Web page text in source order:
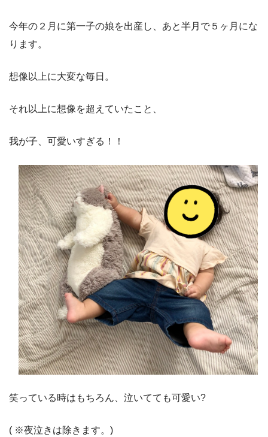
今年の２月に第一子の娘を出産し、あと半月で５ヶ月にな
ります。
想像以上に大変な毎日。
それ以上に想像を超えていたこと、
我が子、可愛いすぎる！！
笑っている時はもちろん、泣いてても可愛い?
( ※夜泣きは除きます。)